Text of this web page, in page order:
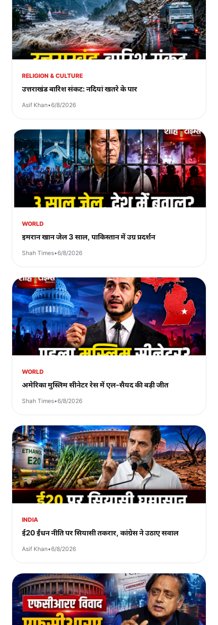
RELIGION & CULTURE
उत्तराखंड बारिश संकट: नदियां खतरे के पार
Asif Khan•6/8/2026
WORLD
इमरान खान जेल 3 साल, पाकिस्तान में उग्र प्रदर्शन
Shah Times•6/8/2026
WORLD
अमेरिका मुस्लिम सीनेटर रेस में एल-सैयद की बड़ी जीत
Shah Times•6/8/2026
INDIA
ई20 ईंधन नीति पर सियासी तकरार, कांग्रेस ने उठाए सवाल
Asif Khan•6/8/2026